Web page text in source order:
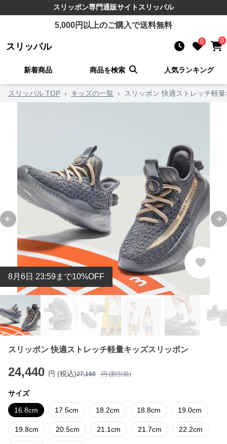
スリッポン専門通販サイト スリッパル
5,000円以上のご購入で送料無料
スリッパル 0 0
新着商品 商品を検索 人気ランキング
スリッパル TOP › キッズの一覧 › スリッポン 快適ストレッチ軽
Previous slide
8月 6日 23:59まで10%OFF
スリッポン 快適ストレッチ軽量キッズスリッポン
24,440 円 (税込)27,160 円 (割引前)
サイズ
16.8cm 17.5cm 18.2cm 18.8cm 19.0cm
19.8cm 20.5cm 21.1cm 21.7cm 22.2cm